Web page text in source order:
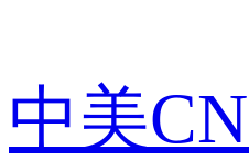
中美